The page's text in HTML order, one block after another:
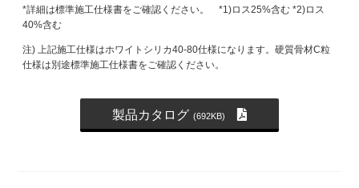
*詳細は標準施工仕様書をご確認ください。 *1)ロス25%含む *2)ロス
40%含む
注) 上記施工仕様はホワイトシリカ40-80仕様になります。硬質骨材C粒
仕様は別途標準施工仕様書をご確認ください。
製品カタログ (692KB)